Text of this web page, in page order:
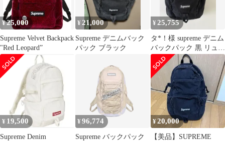
¥25,000
Supreme Velvet Backpack
"Red Leopard”
¥ 21,000
Supreme デニムバック
パック ブラック
¥ 25,755
タ*！様 supreme デニム
バックパック 黒 リュッ
クCODURA 2025
¥ 19,500
Supreme Denim
¥96,774
Supreme バックパック
¥20,000
【美品】SUPREME